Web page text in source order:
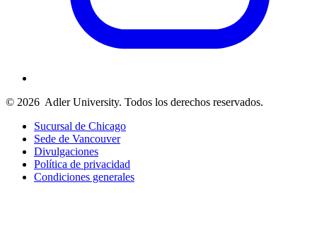
© 2026 Adler University. Todos los derechos reservados.
Sucursal de Chicago
Sede de Vancouver
Divulgaciones
Política de privacidad
Condiciones generales